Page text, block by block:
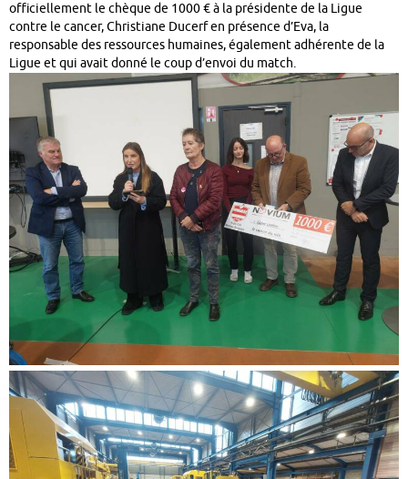
officiellement le chèque de 1000 € à la présidente de la Ligue
contre le cancer, Christiane Ducerf en présence d’Eva, la
responsable des ressources humaines, également adhérente de la
Ligue et qui avait donné le coup d’envoi du match.